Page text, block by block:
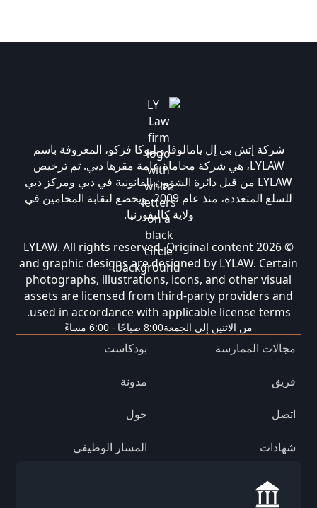
شركة إتش بي إل يامالوفا وبليوكا فزكو، المعروفة باسم
LYLAW، هي شركة محاماة عامة مقرها دبي. تم ترخيص
LYLAW من قبل دائرة الشؤون القانونية في دبي ومركز دبي
للسلع المتعددة، منذ عام 2009، ويخضع لنقابة المحامين في
ولاية كاليفورنيا.
© 2026 LYLAW. All rights reserved. Original content
and graphic designs are designed by LYLAW. Certain
photographs, illustrations, icons, and other visual
assets are licensed from third-party providers and
used in accordance with applicable license terms.
من الاثنين إلى الجمعة8:00 صباحًا - 6:00 مساءً
مجالات الممارسة بودكاست
فريق مدونة
اتصل حول
شهادات المسار الوظيفي